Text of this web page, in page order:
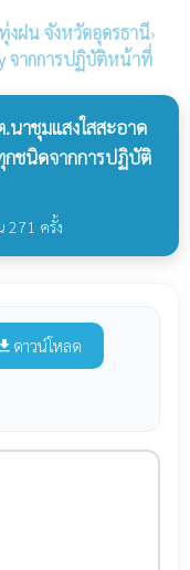
งฝน จังหวัดอุดรธานี›
จากการปฏิบัติหน้าที่
นาชุมแสงใสสะอาด
กชนิดจากการปฏิบัติ
271 ครั้ง
file_download ดาวน์โหลด